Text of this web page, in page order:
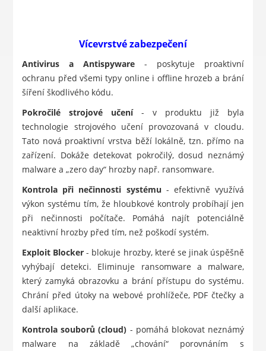
Vícevrstvé zabezpečení
Antivirus a Antispyware - poskytuje proaktivní
ochranu před všemi typy online i offline hrozeb a brání
šíření škodlivého kódu.
Pokročilé strojové učení- v produktu již byla
technologie strojového učení provozovaná v cloudu.
Tato nová proaktivní vrstva běží lokálně, tzn. přímo na
zařízení. Dokáže detekovat pokročilý, dosud neznámý
malware a „zero day“ hrozby např. ransomware.
Kontrola při nečinnosti systému - efektivně využívá
výkon systému tím, že hloubkové kontroly probíhají jen
při nečinnosti počítače. Pomáhá najít potenciálně
neaktivní hrozby před tím, než poškodí systém.
Exploit Blocker - blokuje hrozby, které se jinak úspěšně
vyhýbají detekci. Eliminuje ransomware a malware,
který zamyká obrazovku a brání přístupu do systému.
Chrání před útoky na webové prohlížeče, PDF čtečky a
další aplikace.
Kontrola souborů (cloud) - pomáhá blokovat neznámý
malware na základě „chování“ porovnáním s